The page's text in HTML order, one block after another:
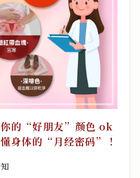
你的“好朋友”颜色 ok
身体的“月经密码”！